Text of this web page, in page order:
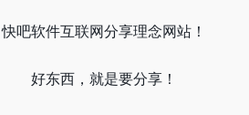
快吧软件互联网分享理念网站！
好东西，就是要分享！